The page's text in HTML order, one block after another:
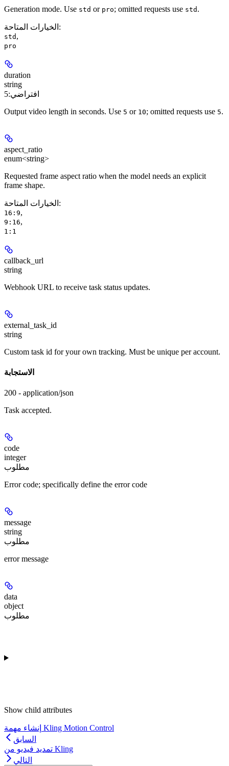
Generation mode. Use std or pro; omitted requests use std .
الخيارات المتاحة :
std ,
pro
duration
string
افتراضي:5
Output video length in seconds. Use 5 or 10; omitted requests use 5.
aspect_ratio
enum<string>
Requested frame aspect ratio when the model needs an explicit
frame shape.
الخيارات المتاحة :
16:9,
9:16,
1:1
callback_url
string
Webhook URL to receive task status updates.
external_task_id
string
Custom task id for your own tracking. Must be unique per account.
الاستجابة
200 - application/json
Task accepted.
code
integer
مطلوب
Error code; specifically define the error code
message
string
مطلوب
error message
data
object
مطلوب
Show child attributes
إنشاء مهمة Kling Motion Control
السابق
تمديد فيديو من Kling
التالي